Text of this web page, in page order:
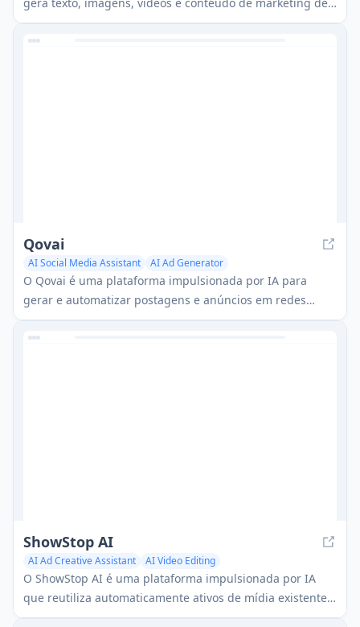
alta qualidade com apenas um clique.
Qovai
AI Social Media Assistant
AI Ad Generator
AI Ad Creative Assistant
O Qovai é uma plataforma impulsionada por IA para
gerar e automatizar postagens e anúncios em redes
sociais para aumentar o engajamento e o alcance.
ShowStop AI
AI Ad Creative Assistant AI Video Editing
O ShowStop AI é uma plataforma impulsionada por IA
que reutiliza automaticamente ativos de mídia existentes
para criar novos criativos de anúncios em vídeo focados